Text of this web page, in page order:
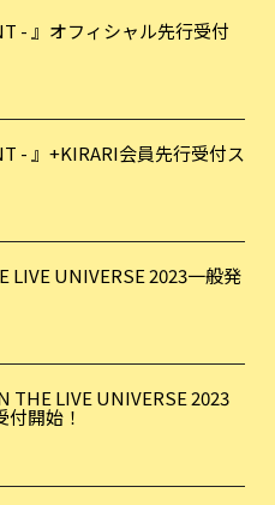
- 』オフィシャル先行受付
- 』+KIRARI会員先行受付ス
LIVE UNIVERSE 2023一般発
THE LIVE UNIVERSE 2023
開始！